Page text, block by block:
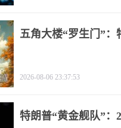
五角大楼“罗生门”
2026-08-06 23:37:53
特朗普“黄金舰队”：